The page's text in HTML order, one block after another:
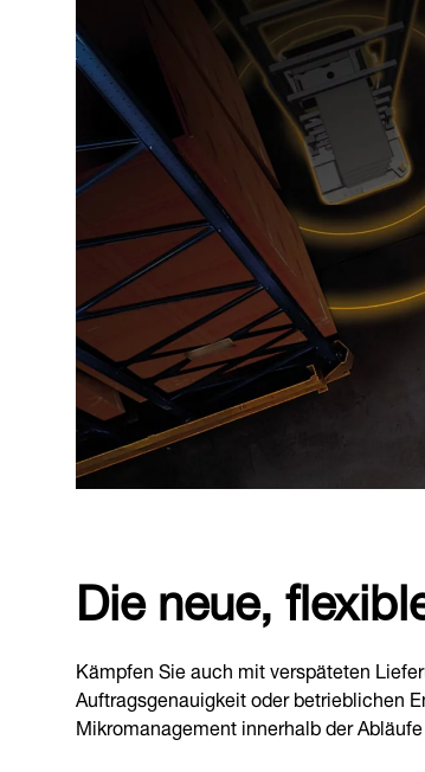
Die neue,
Kämpfen Sie auch mit verspäteten
Auftragsgenauigkeit oder betrieblichen
Mikromanagement innerhalb der